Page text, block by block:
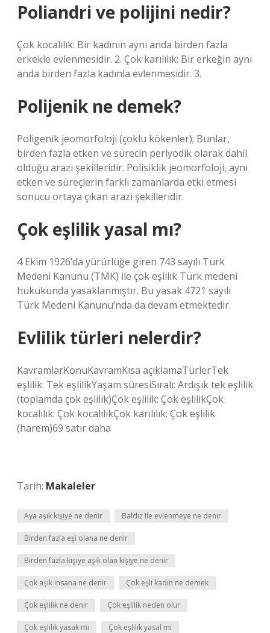
Poliandri ve polijini nedir?
Çok kocalılık: Bir kadının aynı anda birden fazla
erkekle evlenmesidir. 2. Çok karılılık: Bir erkeğin aynı
anda birden fazla kadınla evlenmesidir. 3.
Polijenik ne demek?
Poligenik jeomorfoloji (çoklu kökenler); Bunlar,
birden fazla etken ve sürecin periyodik olarak dahil
olduğu arazi şekilleridir. Polisiklik jeomorfoloji, aynı
etken ve süreçlerin farklı zamanlarda etki etmesi
sonucu ortaya çıkan arazi şekilleridir.
Çok eşlilik yasal mı?
4 Ekim 1926’da yürürlüğe giren 743 sayılı Türk
Medeni Kanunu (TMK) ile çok eşlilik Türk medeni
hukukunda yasaklanmıştır. Bu yasak 4721 sayılı
Türk Medeni Kanunu’nda da devam etmektedir.
Evlilik türleri nelerdir?
KavramlarKonuKavramKısa açıklamaTürlerTek
eşlilik: Tek eşlilikYaşam süresiSıralı: Ardışık tek eşlilik
(toplamda çok eşlilik)Çok eşlilik: Çok eşlilikÇok
kocalılık: Çok kocalılıkÇok karılılık: Çok eşlilik
(harem)69 satır daha
Tarih: Makaleler
Aya aşık kişiye ne denir Baldız ile evlenmeye ne denir
Birden fazla eşi olana ne denir
Birden fazla kişiye aşık olan kişiye ne denir
Çok aşık insana ne denir Çok eşli kadın ne demek
Çok eşlilik ne denir Çok eşlilik neden olur
Çok eşlilik yasak mı Çok eşlilik yasal mı